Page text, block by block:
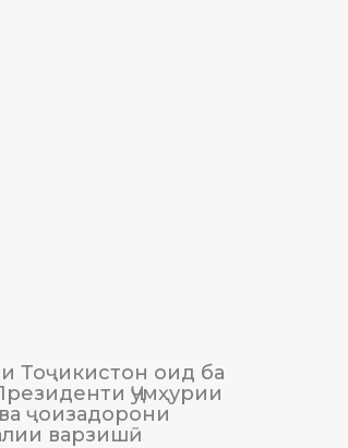
Тоҷикистон оид ба
Ҷумҳурии
ҷоизадорони
варзишӣ